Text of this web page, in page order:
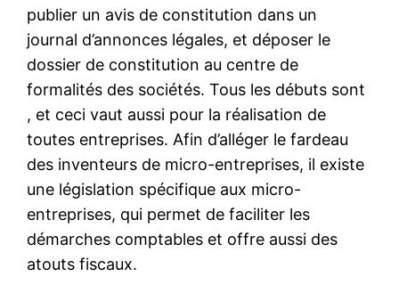
publier un avis de constitution dans un
journal d’annonces légales, et déposer le
dossier de constitution au centre de
formalités des sociétés. Tous les débuts sont
, et ceci vaut aussi pour la réalisation de
toutes entreprises. Afin d’alléger le fardeau
des inventeurs de micro-entreprises, il existe
une législation spécifique aux micro-
entreprises, qui permet de faciliter les
démarches comptables et offre aussi des
atouts fiscaux.